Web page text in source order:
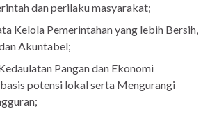
dan perilaku masyarakat;
Kelola Pemerintahan yang lebih Bersih,
Akuntabel;
Pangan dan Ekonomi
potensi lokal serta Mengurangi